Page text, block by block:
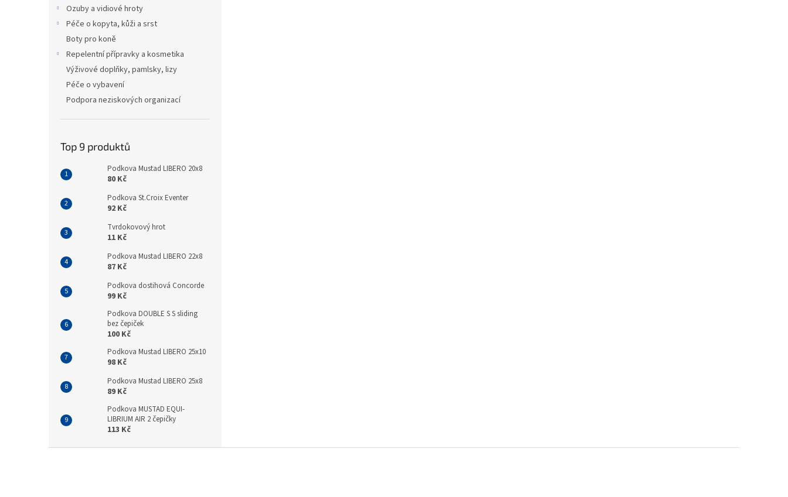
Ozuby a vidiové hroty
Péče o kopyta, kůži a srst
Boty pro koně
Repelentní přípravky a kosmetika
Výživové doplňky, pamlsky, lizy
Péče o vybavení
Podpora neziskových organizací
Top 9 produktů
Podkova Mustad LIBERO 20x8
80 Kč
Podkova St.Croix Eventer
92 Kč
Tvrdokovový hrot
11 Kč
Podkova Mustad LIBERO 22x8
87 Kč
Podkova dostihová Concorde
99 Kč
Podkova DOUBLE S S sliding
bez čepiček
100 Kč
Podkova Mustad LIBERO 25x10
98 Kč
Podkova Mustad LIBERO 25x8
89 Kč
Podkova MUSTAD EQUI-
LIBRIUM AIR 2 čepičky
113 Kč